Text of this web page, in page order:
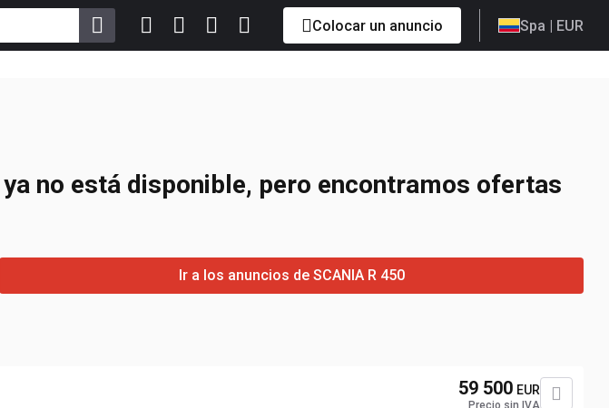
Colocar un anuncio Spa | EUR
ya no está disponible, pero encontramos ofertas
Ir a los anuncios de SCANIA R 450
59 500 EUR
Precio sin IVA